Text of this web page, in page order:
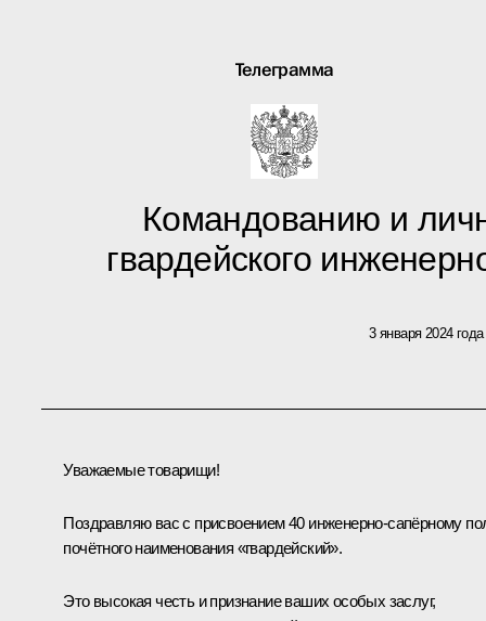
Телеграмма
Командованию и
гвардейского
3 января 2024 года
Уважаемые товарищи!
Поздравляю вас с присвоением 40 инженерно-сапёрному
почётного наименования «гвардейский».
Это высокая честь и признание ваших особых заслуг,